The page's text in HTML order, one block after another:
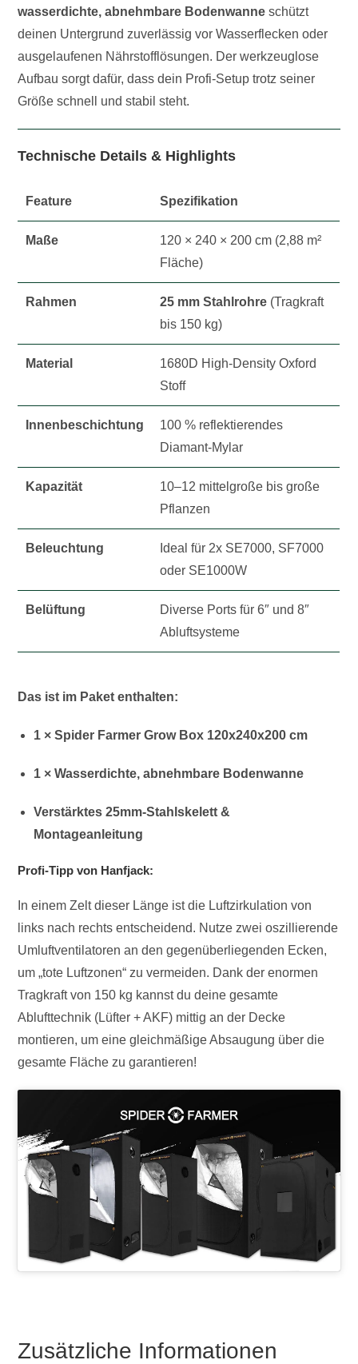
wasserdichte, abnehmbare Bodenwanne schützt
deinen Untergrund zuverlässig vor Wasserflecken oder
ausgelaufenen Nährstofflösungen. Der werkzeuglose
Aufbau sorgt dafür, dass dein Profi-Setup trotz seiner
Größe schnell und stabil steht.
Technische Details & Highlights
Feature Spezifikation
Maße
120 × 240 × 200 cm (2,88 m²
Fläche)
Rahmen 25 mm Stahlrohre (Tragkraft
bis 150 kg)
Material
1680D High-Density Oxford
Stoff
Innenbeschichtung
100 % reflektierendes
Diamant-Mylar
Kapazität
10–12 mittelgroße bis große
Pflanzen
Beleuchtung
Ideal für 2x SE7000, SF7000
oder SE1000W
Belüftung
Diverse Ports für 6″ und 8″
Abluftsysteme
Das ist im Paket enthalten:
1 × Spider Farmer Grow Box 120x240x200 cm
1 × Wasserdichte, abnehmbare Bodenwanne
Verstärktes 25mm-Stahlskelett &
Montageanleitung
Profi-Tipp von Hanfjack:
In einem Zelt dieser Länge ist die Luftzirkulation von
links nach rechts entscheidend. Nutze zwei oszillierende
Umluftventilatoren an den gegenüberliegenden Ecken,
um „tote Luftzonen“ zu vermeiden. Dank der enormen
Tragkraft von 150 kg kannst du deine gesamte
Ablufttechnik (Lüfter + AKF) mittig an der Decke
montieren, um eine gleichmäßige Absaugung über die
gesamte Fläche zu garantieren!
Zusätzliche Informationen